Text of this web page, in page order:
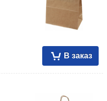
В заказ